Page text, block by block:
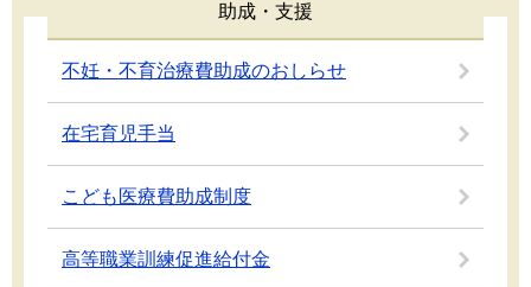
助成・支援
不妊・不育治療費助成のおしらせ
在宅育児手当
こども医療費助成制度
高等職業訓練促進給付金